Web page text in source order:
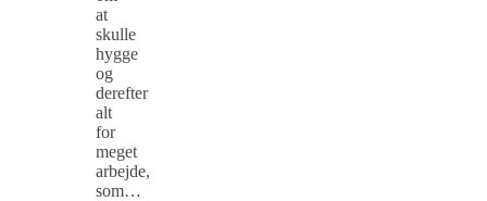
at
skulle
hygge
og
derefter
alt
for
meget
arbejde,
som…